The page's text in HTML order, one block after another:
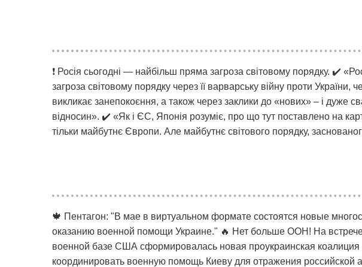
❗ Росія сьогодні — найбільш пряма загроза світовому порядку. ✔️
загроза світовому порядку через її варварську війну проти України,
викликає занепокоєння, а також через заклики до «нових» – і дуже
відносин». ✔️ «Як і ЄС, Японія розуміє, про що тут поставлено на
тільки майбутнє Європи. Але майбутнє світового порядку,
🍁 Пентагон: "В мае в виртуальном формате состоятся новые
оказанию военной помощи Украине." 🔥 Нет больше ООН! На
военной базе США сформировалась новая проукраинская коалиция
координировать военную помощь Киеву для отражения российской